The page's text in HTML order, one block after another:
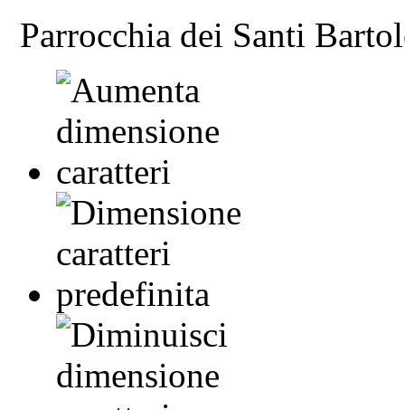
Parrocchia dei Santi